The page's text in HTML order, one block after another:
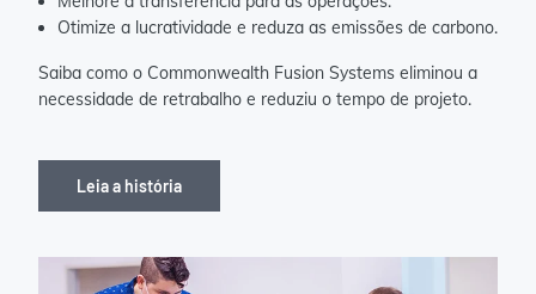
Otimize a lucratividade e reduza as emissões de carbono.
Saiba como o Commonwealth Fusion Systems eliminou a
necessidade de retrabalho e reduziu o tempo de projeto.
Leia a história